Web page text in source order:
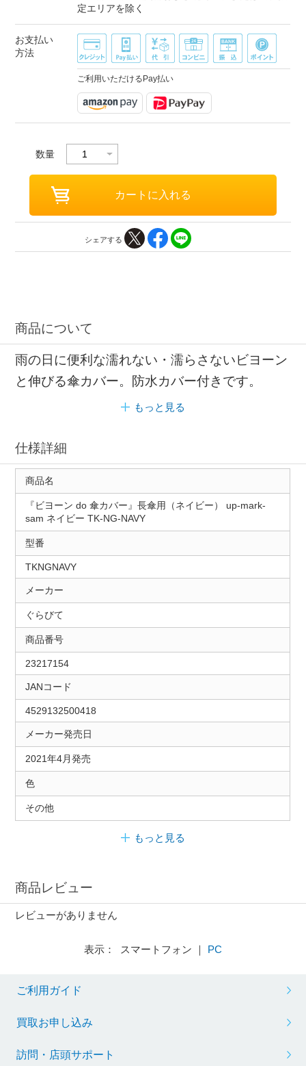
定エリアを除く
お支払い
方法
ご利用いただけるPay払い
数量
シェアする
商品について
雨の日に便利な濡れない・濡らさないビヨーン
と伸びる傘カバー。防水カバー付きです。
もっと見る
仕様詳細
商品名
『ビヨーン do 傘カバー』長傘用（ネイビー） up-mark-
sam ネイビー TK-NG-NAVY
型番
TKNGNAVY
メーカー
ぐらびて
商品番号
23217154
JANコード
4529132500418
メーカー発売日
2021年4月発売
色
その他
もっと見る
商品レビュー
レビューがありません
表示： スマートフォン ｜ PC
ご利用ガイド
買取お申し込み
訪問・店頭サポート